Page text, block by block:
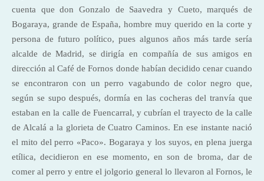
cuenta que don Gonzalo de Saavedra y Cueto, marqués de
Bogaraya, grande de España, hombre muy querido en la corte y
persona de futuro político, pues algunos años más tarde sería
alcalde de Madrid, se dirigía en compañía de sus amigos en
dirección al Café de Fornos donde habían decidido cenar cuando
se encontraron con un perro vagabundo de color negro que,
según se supo después, dormía en las cocheras del tranvía que
estaban en la calle de Fuencarral, y cubrían el trayecto de la calle
de Alcalá a la glorieta de Cuatro Caminos. En ese instante nació
el mito del perro «Paco». Bogaraya y los suyos, en plena juerga
etílica, decidieron en ese momento, en son de broma, dar de
comer al perro y entre el jolgorio general lo llevaron al Fornos, le